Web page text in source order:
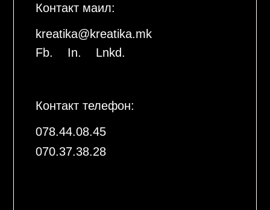
Контакт маил:
kreatika@kreatika.mk
Fb.
In. Lnkd.
Контакт телефон:
078.44.08.45
070.37.38.28